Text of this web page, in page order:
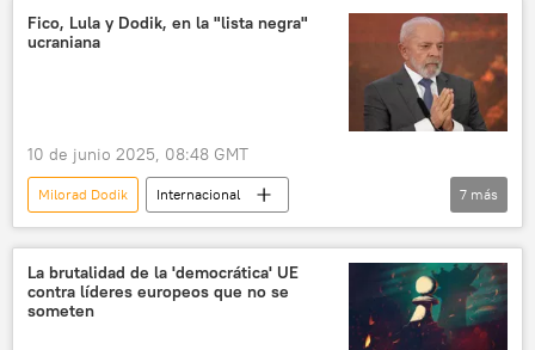
Pablo Jofré Leal
Ucrania
Moscú
Brasil
Fico, Lula y Dodik, en la "lista negra"
ucraniana
10 de junio 2025, 08:48 GMT
Milorad Dodik
Internacional
Luiz Inacio Lula da Silva
Robert Fico
Brasil
Eslovaquia
Ucrania
🌍 Europa
Mirotvorets
7 más
La brutalidad de la 'democrática' UE
contra líderes europeos que no se
someten